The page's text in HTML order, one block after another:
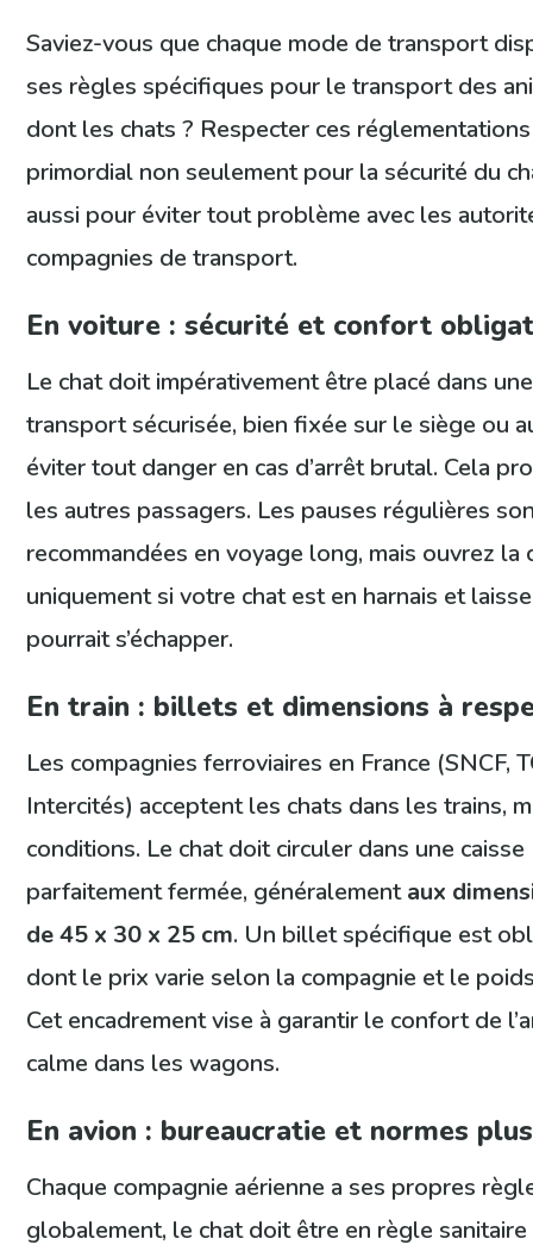
Saviez-vous que chaque mode de transport
ses règles spécifiques pour le transport des
dont les chats ? Respecter ces
primordial non seulement pour la sécurité du
aussi pour éviter tout problème avec les
compagnies de transport.
En voiture : sécurité et confort
Le chat doit impérativement être placé dans
transport sécurisée, bien fixée sur le siège ou
éviter tout danger en cas d’arrêt brutal. Cela
les autres passagers. Les pauses régulières
recommandées en voyage long, mais ouvrez la
uniquement si votre chat est en harnais et
pourrait s’échapper.
En train : billets et dimensions à
Les compagnies ferroviaires en France (SNCF,
Intercités) acceptent les chats dans les trains,
conditions. Le chat doit circuler dans une caisse
parfaitement fermée, généralementaux
de 45 x 30 x 25 cm. Un billet spécifique est
dont le prix varie selon la compagnie et le
Cet encadrement vise à garantir le confort de
calme dans les wagons.
En avion : bureaucratie et normes
Chaque compagnie aérienne a ses propres
globalement, le chat doit être en règle sanitaire